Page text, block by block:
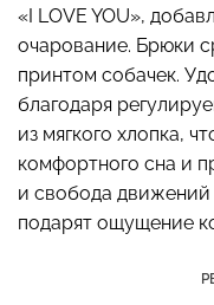
«I LOVE YOU»,
очарование. Брюки
принтом собачек.
благодаря
из мягкого хлопка,
комфортного сна и
и свобода
подарят ощущение
Бесшовный топ на
бретелях CAMI TOP
(белый) Giulia